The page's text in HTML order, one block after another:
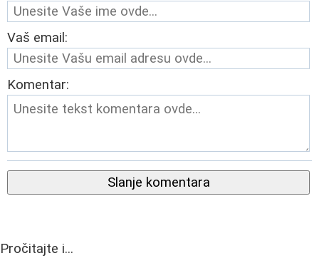
Vaš email:
Komentar:
Slanje komentara
Pročitajte i...